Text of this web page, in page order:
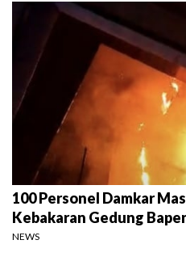
100 Personel Damkar
Kebakaran Gedung
NEWS